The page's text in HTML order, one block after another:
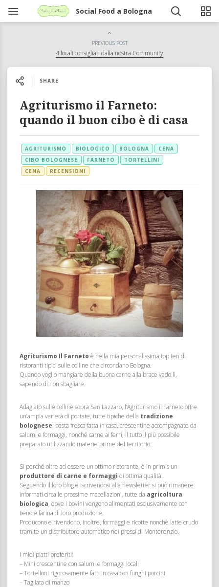
Social Food a Bologna
PREVIOUS POST
4 locali consigliati dalla nostra Community
SHARE
Agriturismo il Farneto:
quando il buon cibo è di casa
AGRITURISMO BIOLOGICO BOLOGNA
CENA
CIBO BOLOGNESE
FARNETO
TORTELLINI
CENA
RECENSIONI
Agriturismo Il Farneto è nella mia personalissima top ten di
ristoranti tipici sulle colline che circondano Bologna.
Quando voglio mangiare della buona carne alla brace vado lì,
sapendo di non sbagliare.
Adagiato sulle colline sopra San Lazzaro, l’Agriturismo il Farneto offre
un’ampia varietà di portate, tutte tipiche della tradizione
bolognese: pasta fresca fatta in casa, crescentine accompagnate da
salumi e formaggi, nonché carne ai ferri, il tutto il più possibile
preparato utilizzando materie prime del territorio.
Sì perché oltre ad essere un ottimo ristorante, è in primis un
produttore di carne e formaggi di ottima qualità.
Seguendo il loro blog e iscrivendosi alla newsletter si può rimanere
informati circa le prossime macellazioni, tutte da agricoltura
biologica, dove i bovini vengono alimentati esclusivamente con
fieno e farina di loro produzione.
Producono e rivendono, inoltre, formaggi e ricotte nonchè latte crudo
tramite un distributore automatico nei pressi di Monterenzio.
I miei piatti preferiti:
– Mini crescentine con salumi e formaggi locali
– Tortelloni rigorosamente fatti in casa con funghi porcini
– Tagliata di manzo